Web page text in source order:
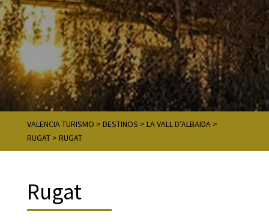
VALENCIA TURISMO > DESTINOS > LA VALL D’ALBAIDA>
RUGAT> RUGAT
Rugat